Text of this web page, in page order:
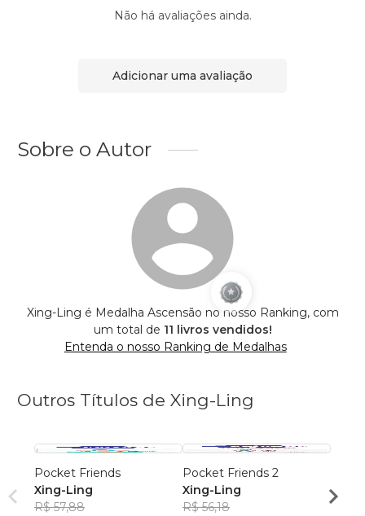
Não há avaliações ainda.
Adicionar uma avaliação
Sobre o Autor
Xing-Ling é Medalha Ascensão no nosso Ranking, com
um total de 11 livros vendidos!
Entenda o nosso Ranking de Medalhas
Outros Títulos de Xing-Ling
Pocket Friends
Xing-Ling
R$ 57,88
Pocket Friends 2
Xing-Ling
R$ 56,18
en